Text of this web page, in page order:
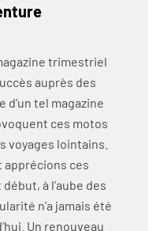
trimestriel
auprès des
d’un tel magazine
ces motos
voyages lointains.
apprécions ces
à l’aube des
n’a jamais été
Un renouveau